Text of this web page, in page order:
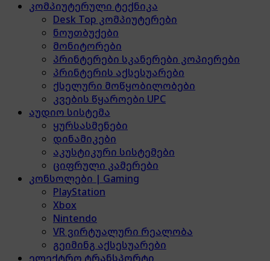
კომპიუტერული ტექნიკა
Desk Top კომპიუტერები
ნოუთბუქები
მონიტორები
პრინტერები სკანერები კოპიერები
პრინტერის აქსესუარები
ქსელური მოწყობილობები
კვების წყაროები UPC
აუდიო სისტემა
ყურსასმენები
დინამიკები
აკუსტიკური სისტემები
ციფრული კამერები
კონსოლები | Gaming
PlayStation
Xbox
Nintendo
VR ვირტუალური რეალობა
გეიმინგ აქსესუარები
ელექტრო ტრანსპორტი